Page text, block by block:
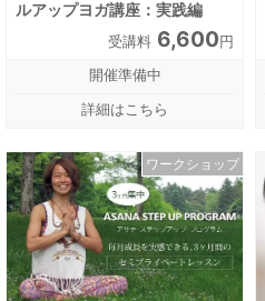
ルアップヨガ講座：実践編
受講料 6,600円
開催準備中
詳細はこちら
ワークショップ